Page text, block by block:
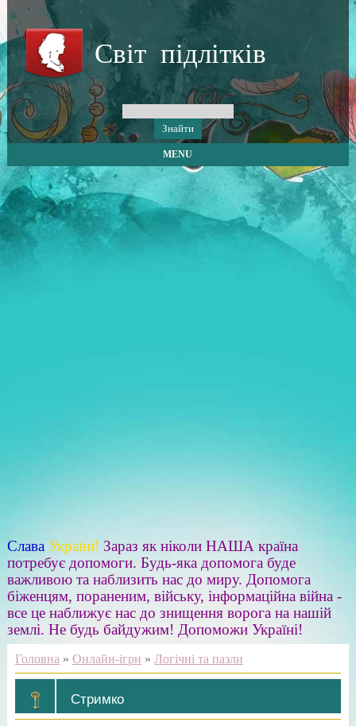
Світ підлітків
MENU
Слава Україні! Зараз як ніколи НАША країна
потребує допомоги. Будь-яка допомога буде
важливою та наблизить нас до миру. Допомога
біженцям, пораненим, війську, інформаційна війна -
все це наближує нас до знищення ворога на нашій
землі. Не будь байдужим! Допоможи Україні!
Головна » Онлайн-ігри » Логічні та пазли
Стримко